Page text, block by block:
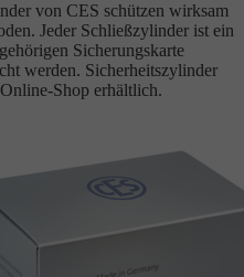
von CES schützen wirksam
Jeder Schließzylinder ist ein
Sicherungskarte
werden. Sicherheitszylinder
Shop erhältlich.